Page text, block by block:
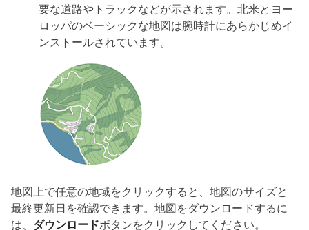
要な道路やトラックなどが示されます。北米とヨー
ロッパのベーシックな地図は腕時計にあらかじめイ
ンストールされています。
地図上で任意の地域をクリックすると、地図のサイズと
最終更新日を確認できます。地図をダウンロードするに
は、 ダウンロードボタンをクリックしてください。